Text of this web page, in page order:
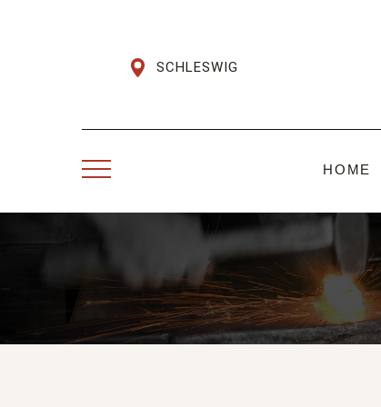
SCHLESWIG
HOME